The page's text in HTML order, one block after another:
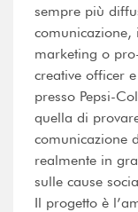
sempre più
comunicazione,
marketing o
creative officer
presso Pepsi-
quella di
comunicazione
realmente in
sulle cause
Il progetto è